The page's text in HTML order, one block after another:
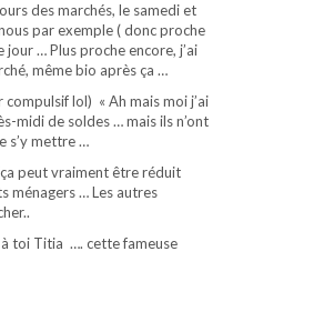
des marchés, le samedi et
par exemple ( donc proche
… Plus proche encore, j’ai
même bio après ça …
lol) « Ah mais moi j’ai
midi de soldes … mais ils n’ont
s’y mettre …
peut vraiment être réduit
ménagers … Les autres
à toi Titia …. cette fameuse